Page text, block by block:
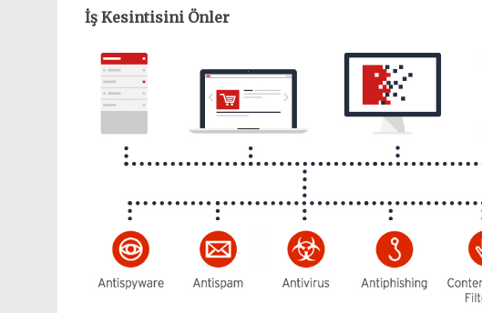
İş Kesintisini Önler